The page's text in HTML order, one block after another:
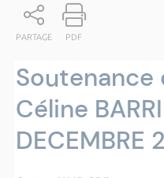
PARTAGE PDF
Soutenance
Céline
DECEMBRE